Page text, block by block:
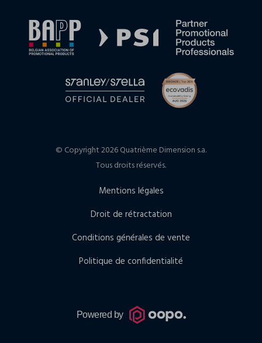
© Copyright 2026 Quatrième Dimension s.a.
Tous droits réservés.
Mentions légales
Droit de rétractation
Conditions générales de vente
Politique de confidentialité
Powered by